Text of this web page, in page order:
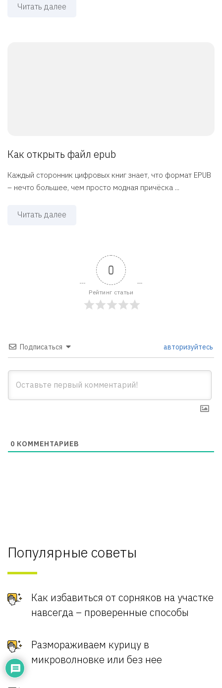
Читать далее
Как открыть файл epub
Каждый сторонник цифровых книг знает, что формат EPUB
– нечто большее, чем просто модная причёска ...
Читать далее
0
Рейтинг статьи
Подписаться авторизуйтесь
0 КОММЕНТАРИЕВ
Популярные советы
Как избавиться от сорняков на участке
навсегда – проверенные способы
Размораживаем курицу в
микроволновке или без нее